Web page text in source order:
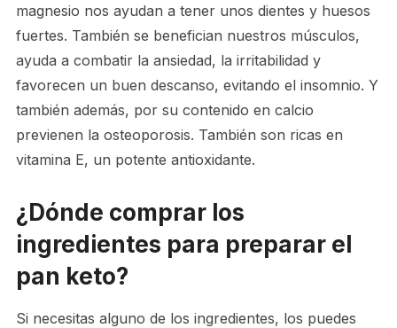
magnesio nos ayudan a tener unos dientes y huesos
fuertes. También se benefician nuestros músculos,
ayuda a combatir la ansiedad, la irritabilidad y
favorecen un buen descanso, evitando el insomnio. Y
también además, por su contenido en calcio
previenen la osteoporosis. También son ricas en
vitamina E, un potente antioxidante.
¿Dónde comprar los
ingredientes para preparar el
pan keto?
Si necesitas alguno de los ingredientes, los puedes